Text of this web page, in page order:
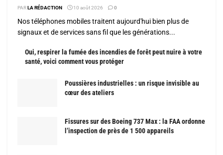
PARLA RÉDACTION 10 août 2026 0
Nos téléphones mobiles traitent aujourd'hui bien plus de
signaux et de services sans fil que les générations...
Oui, respirer la fumée des incendies de forêt peut nuire à votre
santé, voici comment vous protéger
Poussières industrielles : un risque invisible au
cœur des ateliers
Fissures sur des Boeing 737 Max : la FAA ordonne
l’inspection de près de 1 500 appareils